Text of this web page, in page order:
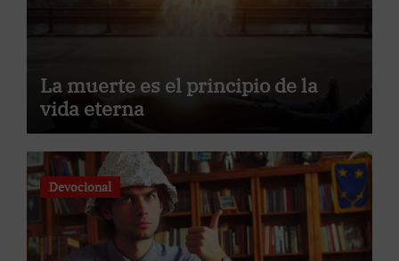
La muerte es el principio de la
vida eterna
Devocional